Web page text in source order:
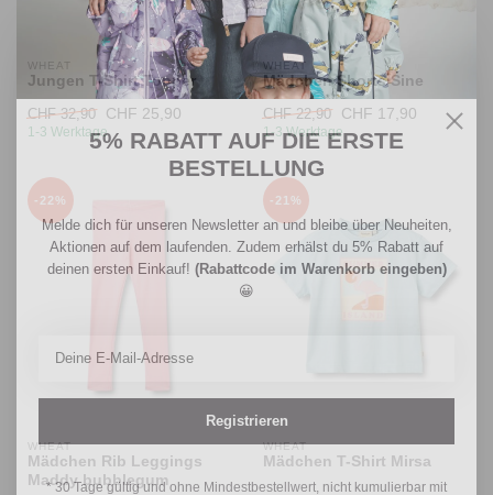
WHEAT
Jungen T-Shirt Topper
CHF 32,90 CHF 25,90
1-3 Werktage
WHEAT
Mädchen Shorts Sine
CHF 22,90 CHF 17,90
1-3 Werktage
-22%
WHEAT
Mädchen Rib Leggings
Maddy bubblegum
-21%
WHEAT
Mädchen T-Shirt Mirsa
5% RABATT AUF DIE ERSTE
BESTELLUNG
Melde dich für unseren Newsletter an und bleibe über Neuheiten,
Aktionen auf dem laufenden. Zudem erhälst du 5% Rabatt auf
deinen ersten Einkauf! (Rabattcode im Warenkorb eingeben)
😀
Registrieren
* 30 Tage gültig und ohne Mindestbestellwert, nicht kumulierbar mit